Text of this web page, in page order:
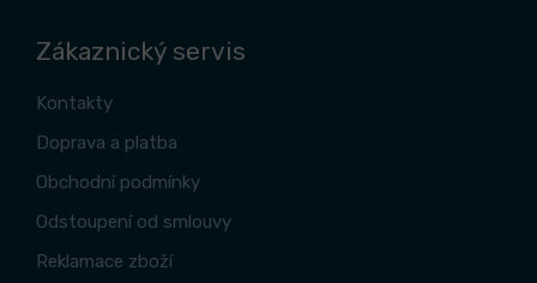
Zákaznický servis
Kontakty
Doprava a platba
Obchodní podmínky
Odstoupení od smlouvy
Reklamace zboží